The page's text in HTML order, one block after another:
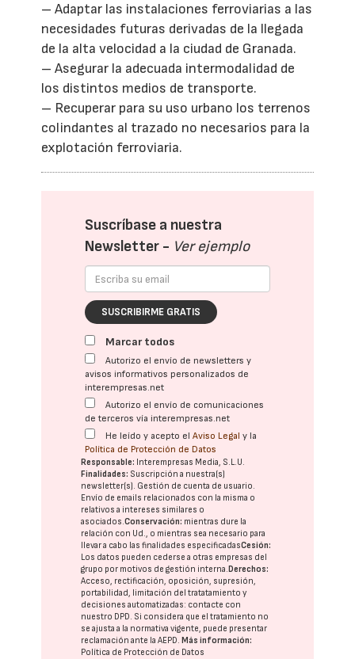
– Adaptar las instalaciones ferroviarias a las
necesidades futuras derivadas de la llegada
de la alta velocidad a la ciudad de Granada.
– Asegurar la adecuada intermodalidad de
los distintos medios de transporte.
– Recuperar para su uso urbano los terrenos
colindantes al trazado no necesarios para la
explotación ferroviaria.
Suscríbase a nuestra
Newsletter - Ver ejemplo
SUSCRIBIRME GRATIS
Marcar todos
Autorizo el envío de newsletters y
avisos informativos personalizados de
interempresas.net
Autorizo el envío de comunicaciones
de terceros vía interempresas.net
He leído y acepto elAviso Legal y la
Política de Protección de Datos
Responsable: Interempresas Media, S.L.U.
Finalidades: Suscripción a nuestra(s)
newsletter(s). Gestión de cuenta de usuario.
Envío de emails relacionados con la misma o
relativos a intereses similares o
asociados.Conservación: mientras dure la
relación con Ud., o mientras sea necesario para
llevar a cabo las finalidades especificadasCesión:
Los datos pueden cederse a otras empresas del
grupo por motivos de gestión interna. Derechos:
Acceso, rectificación, oposición, supresión,
portabilidad, limitación del tratatamiento y
decisiones automatizadas: contacte con
nuestro DPD. Si considera que el tratamiento no
se ajusta a la normativa vigente, puede presentar
reclamación ante laAEPD. Más información:
Política de Protección de Datos